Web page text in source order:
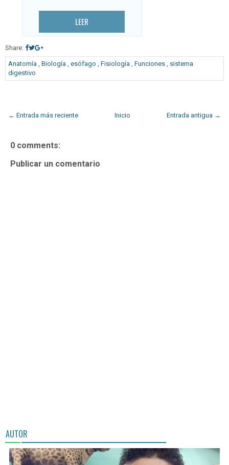
LEER
Share:
Anatomía Biología esófago Fisiología Funciones
sistema
digestivo
← Entrada más reciente Entrada antigua →
Inicio
0 comments:
Publicar un comentario
AUTOR